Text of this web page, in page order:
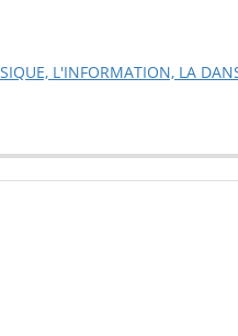
L'INFORMATION, LA